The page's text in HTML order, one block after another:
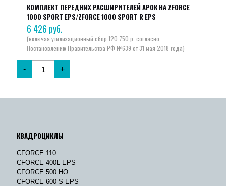
КОМПЛЕКТ ПЕРЕДНИХ РАСШИРИТЕЛЕЙ АРОК НА ZFORCE
1000 SPORT EPS/ZFORCE 1000 SPORT R EPS
6 426 руб.
- +
КВАДРОЦИКЛЫ
CFORCE 110
CFORCE 400L EPS
CFORCE 500 HO
CFORCE 600 S EPS